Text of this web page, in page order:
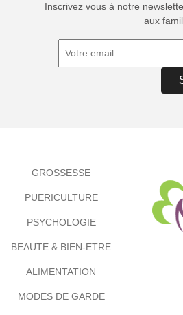
Inscrivez vous à notre
aux
GROSSESSE
PUERICULTURE
PSYCHOLOGIE
BEAUTE & BIEN-ETRE
ALIMENTATION
MODES DE GARDE